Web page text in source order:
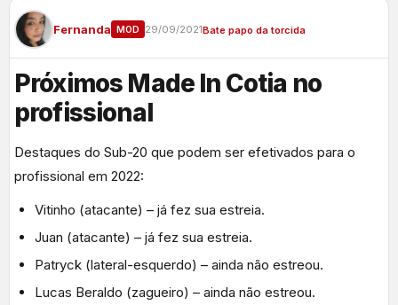
Fernanda MOD 29/09/2021Bate papo da torcida
Próximos Made In Cotia no
profissional
Destaques do Sub-20 que podem ser efetivados para o
profissional em 2022:
Vitinho (atacante) – já fez sua estreia.
Juan (atacante) – já fez sua estreia.
Patryck (lateral-esquerdo) – ainda não estreou.
Lucas Beraldo (zagueiro) – ainda não estreou.